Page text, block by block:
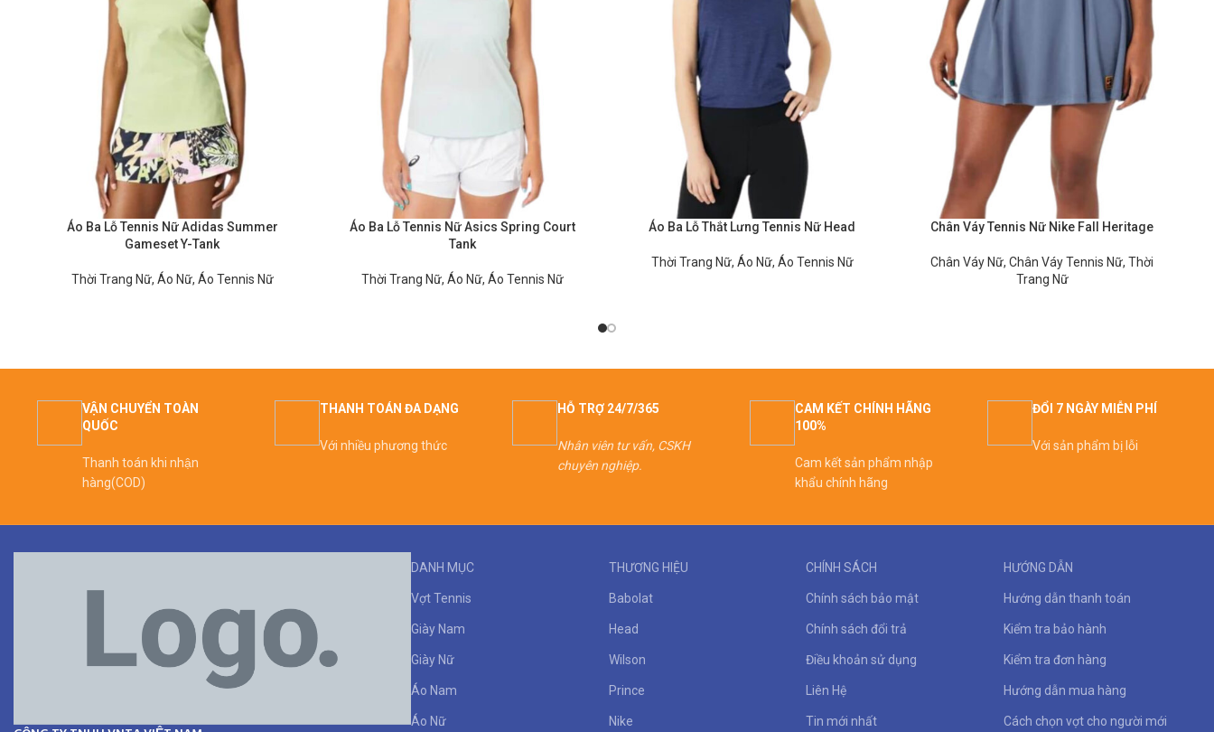
Áo Ba Lỗ Tennis Nữ Adidas Summer
Gameset Y-Tank
Thời Trang Nữ, Áo Nữ, Áo Tennis Nữ
Áo Ba Lỗ Tennis Nữ Asics Spring Court
Tank
Thời Trang Nữ, Áo Nữ, Áo Tennis Nữ
Áo Ba Lỗ Thắt Lưng Tennis Nữ Head
Thời Trang Nữ, Áo Nữ, Áo Tennis Nữ
Chân Váy Tennis Nữ Nike Fall Heritage
Chân Váy Nữ, Chân Váy Tennis Nữ, Thời
Trang Nữ
VẬN CHUYỂN TOÀN
QUỐC
Thanh toán khi nhận
hàng(COD)
THANH TOÁN ĐA DẠNG
Với nhiều phương thức
HỖ TRỢ 24/7/365
Nhân viên tư vấn, CSKH
chuyên nghiệp.
CAM KẾT CHÍNH HÃNG
100%
Cam kết sản phẩm nhập
khẩu chính hãng
ĐỔI 7 NGÀY MIỄN PHÍ
Với sản phẩm bị lỗi
DANH MỤC
Vợt Tennis
Giày Nam
Giày Nữ
Áo Nam
Áo Nữ
THƯƠNG HIỆU
Babolat
Head
Wilson
Prince
Nike
CHÍNH SÁCH
Chính sách bảo mật
Chính sách đổi trả
Điều khoản sử dụng
Liên Hệ
Tin mới nhất
HƯỚNG DẪN
Hướng dẫn thanh toán
Kiểm tra bảo hành
Kiểm tra đơn hàng
Hướng dẫn mua hàng
Cách chọn vợt cho người mới